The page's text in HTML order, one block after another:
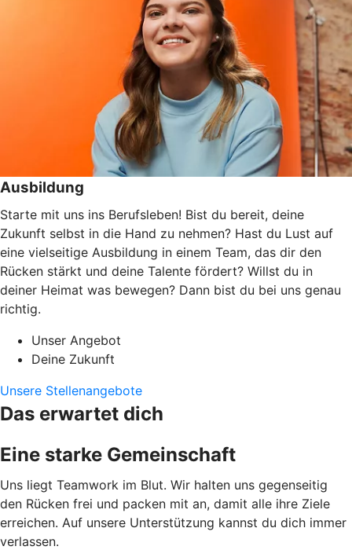
Ausbildung
Starte mit uns ins Berufsleben! Bist du bereit, deine
Zukunft selbst in die Hand zu nehmen? Hast du Lust auf
eine vielseitige Ausbildung in einem Team, das dir den
Rücken stärkt und deine Talente fördert? Willst du in
deiner Heimat was bewegen? Dann bist du bei uns genau
richtig.
Unser Angebot
Deine Zukunft
Unsere Stellenangebote
Das erwartet dich
Eine starke Gemeinschaft
Uns liegt Teamwork im Blut. Wir halten uns gegenseitig
den Rücken frei und packen mit an, damit alle ihre Ziele
erreichen. Auf unsere Unterstützung kannst du dich immer
verlassen.